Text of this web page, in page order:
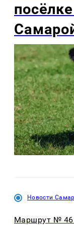
Новости
Маршрут № 46